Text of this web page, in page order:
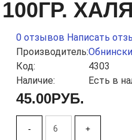
0 отзывов Написать
Производитель:
Код:
4303
Наличие:
Есть в
45.00РУБ.
- +